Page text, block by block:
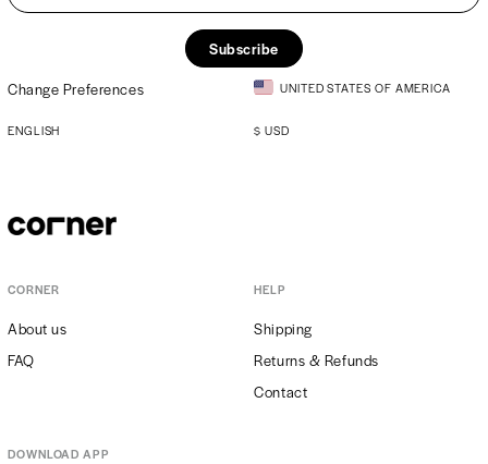
Subscribe
Change Preferences
UNITED STATES OF AMERICA
ENGLISH $ USD
CORNER
About us
FAQ
HELP
Shipping
Returns & Refunds
Contact
DOWNLOAD APP